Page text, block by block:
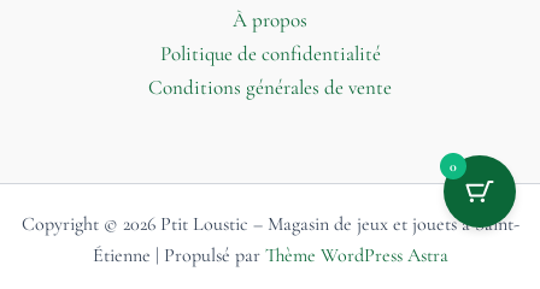
À propos
Politique de confidentialité
Conditions générales de vente
Copyright © 2026 Ptit Loustic – Magasin de jeux et jouets à Saint-
Étienne | Propulsé par Thème WordPress Astra
0